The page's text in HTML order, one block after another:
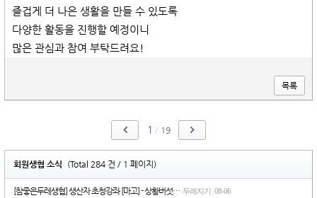
즐겁게 더 나은 생활을 만들 수 있도록
다양한 활동을 진행할 예정이니
많은 관심과 참여 부탁드려요!
목록
1 / 19
회원생협 소식 (Total 284 건 / 1 페이지)
[참좋은두레생협] 생산자 초청강좌 [마고] - 상황버섯… 두레지기 08-06